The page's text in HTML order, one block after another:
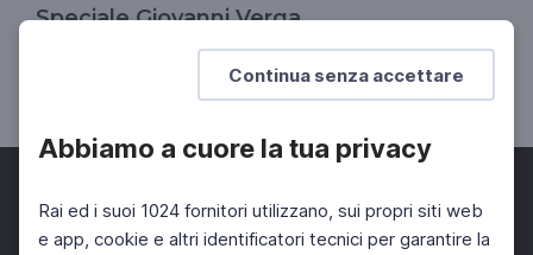
Continua senza accettare
Abbiamo a cuore la tua privacy
Rai ed i suoi 1024 fornitori utilizzano, sui propri siti web
e app, cookie e altri identificatori tecnici per garantire la
Speciale Giovanni Verga
27 gennaio 1922 - 27 gennaio 2022
SCUOLA SECONDARIA 2°